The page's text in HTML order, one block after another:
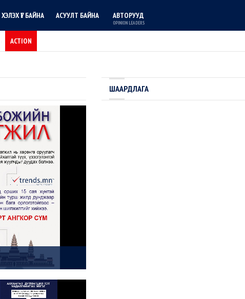
ХЭЛЭХ ҮГ БАЙНА АСУУЛТ БАЙНА АВТОРУУД
OPINION LEADERS
ACTION
ШААРДЛАГА